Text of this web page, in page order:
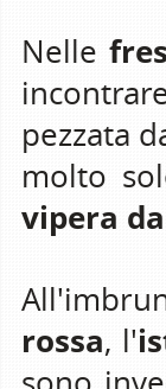
Nelle
pezzata
molto
vipera
rossa, l'